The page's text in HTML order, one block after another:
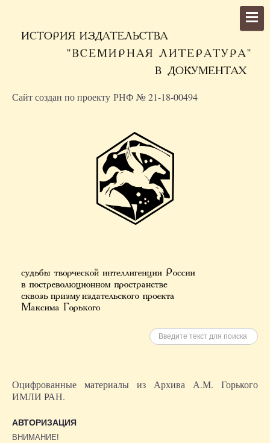
Сайт создан по проекту РНФ № 21-18-00494
Искать
Оцифрованные материалы из Архива А.М. Горького
ИМЛИ РАН.
АВТОРИЗАЦИЯ
ВНИМАНИЕ!